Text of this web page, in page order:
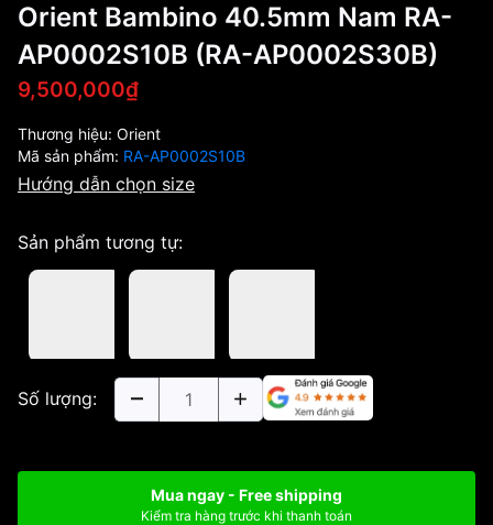
Orient Bambino 40.5mm Nam RA-
AP0002S10B (RA-AP0002S30B)
9,500,000₫
Thương hiệu: Orient
Mã sản phẩm: RA-AP0002S10B
Hướng dẫn chọn size
Sản phẩm tương tự:
Số lượng:
Mua ngay - Free shipping
Kiểm tra hàng trước khi thanh toán